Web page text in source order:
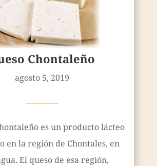
Chontaleño
agosto 5, 2019
————
es un producto lácteo
en la región de Chontales, en
El queso de esa región,